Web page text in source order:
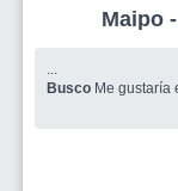
Busco Me gustaría